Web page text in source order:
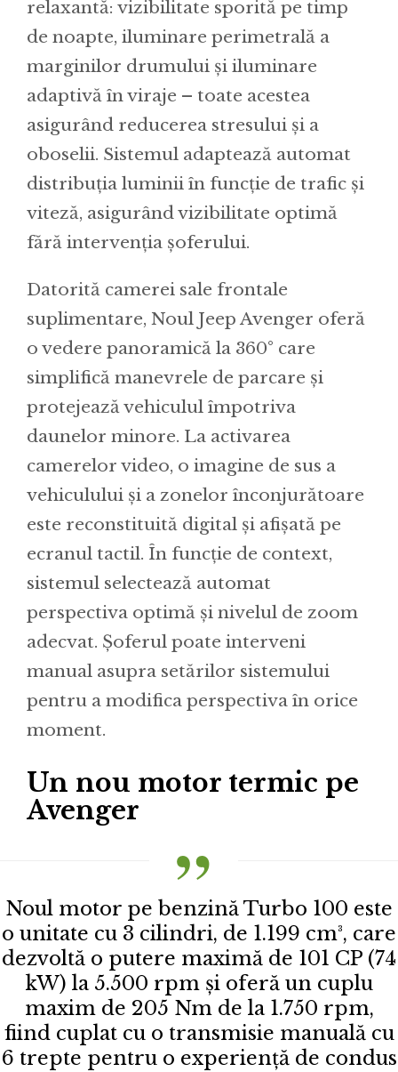
relaxantă: vizibilitate sporită pe timp
de noapte, iluminare perimetrală a
marginilor drumului și iluminare
adaptivă în viraje – toate acestea
asigurând reducerea stresului și a
oboselii. Sistemul adaptează automat
distribuția luminii în funcție de trafic și
viteză, asigurând vizibilitate optimă
fără intervenția șoferului.
Datorită camerei sale frontale
suplimentare, Noul Jeep Avenger oferă
o vedere panoramică la 360° care
simplifică manevrele de parcare și
protejează vehiculul împotriva
daunelor minore. La activarea
camerelor video, o imagine de sus a
vehiculului și a zonelor înconjurătoare
este reconstituită digital și afișată pe
ecranul tactil. În funcție de context,
sistemul selectează automat
perspectiva optimă și nivelul de zoom
adecvat. Șoferul poate interveni
manual asupra setărilor sistemului
pentru a modifica perspectiva în orice
moment.
Un nou motor termic pe
Avenger
Noul motor pe benzină Turbo 100 este
o unitate cu 3 cilindri, de 1.199 cm³, care
dezvoltă o putere maximă de 101 CP (74
kW) la 5.500 rpm și oferă un cuplu
maxim de 205 Nm de la 1.750 rpm,
fiind cuplat cu o transmisie manuală cu
6 trepte pentru o experiență de condus